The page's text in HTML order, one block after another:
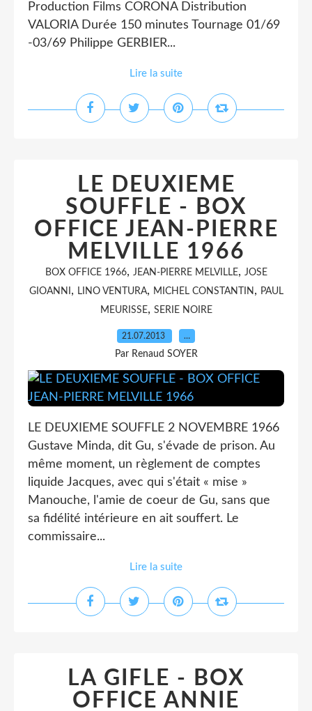
Production Films CORONA Distribution
VALORIA Durée 150 minutes Tournage 01/69
-03/69 Philippe GERBIER...
Lire la suite
LE DEUXIEME
SOUFFLE - BOX
OFFICE JEAN-PIERRE
MELVILLE 1966
BOX OFFICE 1966, JEAN-PIERRE MELVILLE, JOSE
GIOANNI , LINO VENTURA, MICHEL CONSTANTIN , PAUL
MEURISSE, SERIE NOIRE
21.07.2013 …
Par Renaud SOYER
LE DEUXIEME SOUFFLE 2 NOVEMBRE 1966
Gustave Minda, dit Gu, s'évade de prison. Au
même moment, un règlement de comptes
liquide Jacques, avec qui s'était « mise »
Manouche, l'amie de coeur de Gu, sans que
sa fidélité intérieure en ait souffert. Le
commissaire...
Lire la suite
LA GIFLE - BOX
OFFICE ANNIE